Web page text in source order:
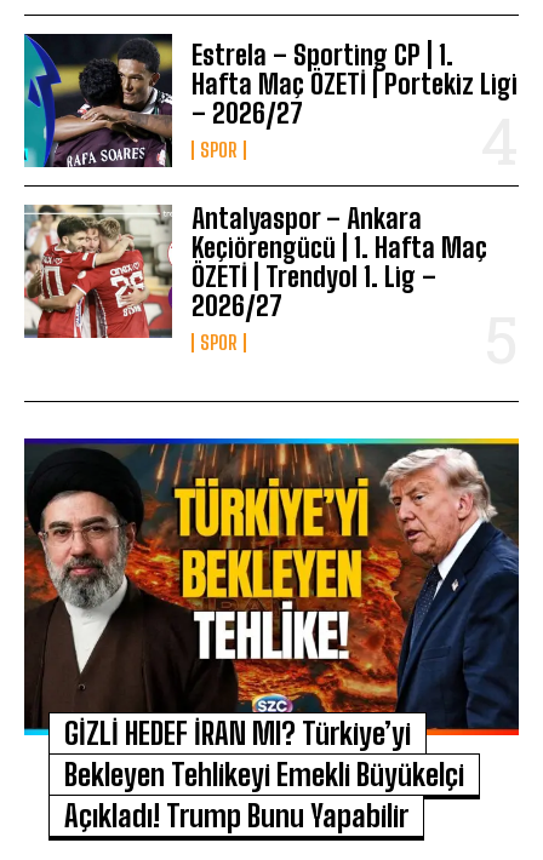
Estrela – Sporting CP | 1.
Hafta Maç ÖZETİ | Portekiz Ligi
– 2026/27
SPOR
Antalyaspor – Ankara
Keçiörengücü | 1. Hafta Maç
ÖZETİ | Trendyol 1. Lig –
2026/27
SPOR
GİZLİ HEDEF İRAN MI? Türkiye’yi
Bekleyen Tehlikeyi Emekli Büyükelçi
Açıkladı! Trump Bunu Yapabilir